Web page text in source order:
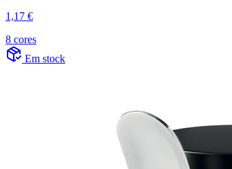
1,17 €
8 cores
Em stock